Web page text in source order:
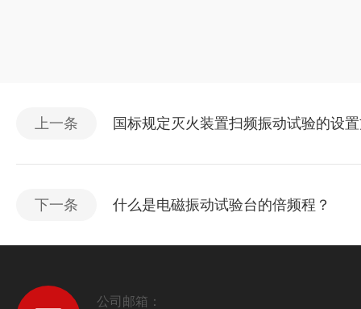
上一条 国标规定灭火装置扫频振动试验的设
下一条 什么是电磁振动试验台的倍频程？
公司邮箱：